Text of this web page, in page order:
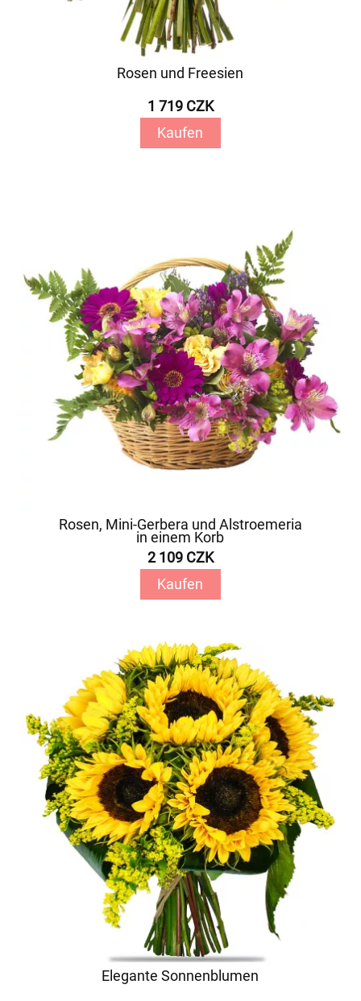
Rosen und Freesien
1 719 CZK
Kaufen
Rosen, Mini-Gerbera und Alstroemeria
in einem Korb
2 109 CZK
Kaufen
Elegante Sonnenblumen